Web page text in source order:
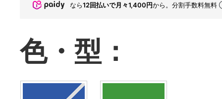
なら12回払いで月々1,400円から。分割手数料無料
色・型：